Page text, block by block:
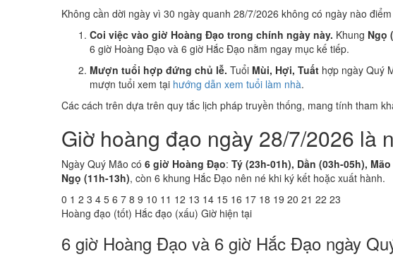
Không cần dời ngày vì 30 ngày quanh 28/7/2026 không có ngày nào
Coi việc vào giờ Hoàng Đạo trong chính ngày này. Khung Ngọ
6 giờ Hoàng Đạo và 6 giờ Hắc Đạo nằm ngay mục kế tiếp.
Mượn tuổi hợp đứng chủ lễ. Tuổi Mùi, Hợi, Tuất hợp ngày Quý
mượn tuổi xem tại hướng dẫn xem tuổi làm nhà.
Các cách trên dựa trên quy tắc lịch pháp truyền thống, mang tính tham
Giờ hoàng đạo ngày 28/7/2026 là
Ngày Quý Mão có 6 giờ Hoàng Đạo: Tý (23h-01h), Dần (03h-05h),
Ngọ (11h-13h), còn 6 khung Hắc Đạo nên né khi ký kết hoặc xuất hành.
0 1 2 3 4 5 6 7 8 9 10 11 12 13 14 15 16 17 18 19 20 21 22 23
Hoàng đạo (tốt) Hắc đạo (xấu) Giờ hiện tại
6 giờ Hoàng Đạo và 6 giờ Hắc Đạo ngày